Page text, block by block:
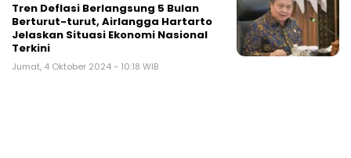
Tren Deflasi Berlangsung 5 Bulan
Berturut-turut, Airlangga Hartarto
Jelaskan Situasi Ekonomi Nasional
Terkini
Jumat, 4 Oktober 2024 - 10:18 WIB